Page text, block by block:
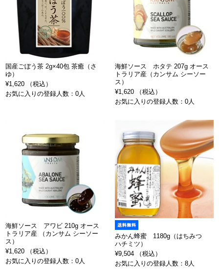
国産ごぼう茶 2g×40包 茶癒（さ
ゆ）
¥1,620 （税込）
お気に入りの登録人数：0人
海鮮ソース ホタテ 207g オース
トラリア産（カンサム シーソー
ス）
¥1,620 （税込）
お気に入りの登録人数：0人
海鮮ソース アワビ 210g オース
トラリア産 （カンサム シーソー
ス）
¥1,620 （税込）
お気に入りの登録人数：0人
みかん蜂蜜 1180g（はちみつ
ハチミツ）
¥9,504 （税込）
お気に入りの登録人数：8人